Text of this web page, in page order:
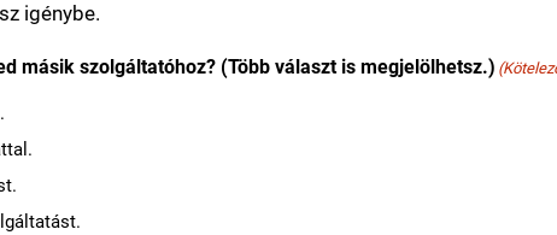
igénybe.
másik szolgáltatóhoz? (Több választ is megjelölhetsz.)